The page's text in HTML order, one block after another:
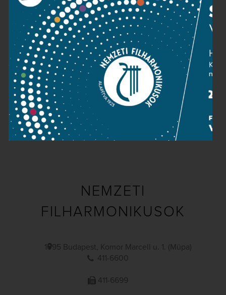
Kapcsolat
Közérdekű adatok
Sajtószoba
Adatvédelem
Impresszum
NEMZETI
FILHARMONIKUSOK
1095 Budapest, Komor Marcell u. 1. (Müpa)
411-6600
411-6699